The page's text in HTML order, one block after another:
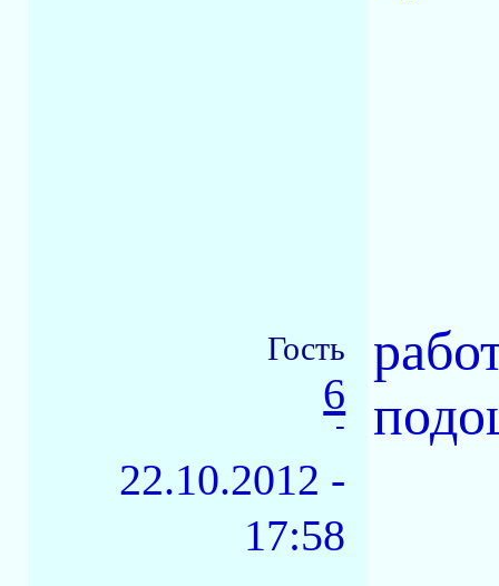
Гость
6
-
22.10.2012 -
17:58